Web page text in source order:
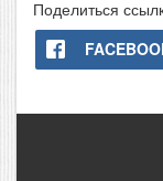
Поделиться